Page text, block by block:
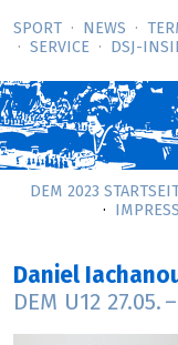
SPORT NEWS
SERVICE
DSJ-­
DEM 2023
Daniel
DEM U12 27.05. –